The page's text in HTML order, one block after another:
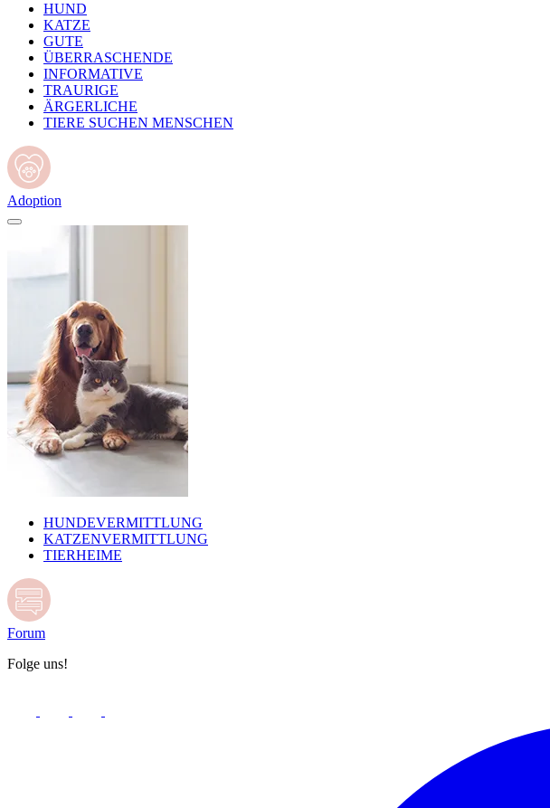
HUND
KATZE
GUTE
ÜBERRASCHENDE
INFORMATIVE
TRAURIGE
ÄRGERLICHE
TIERE SUCHEN MENSCHEN
Adoption
HUNDEVERMITTLUNG
KATZENVERMITTLUNG
TIERHEIME
Forum
Folge uns!